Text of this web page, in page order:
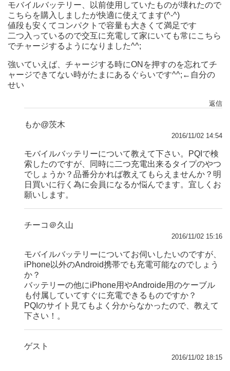
モバイルバッテリー、以前使用していたものが壊れたので
こちらを購入しましたが快適に使えてます(^-^)
値段も安くてコンパクトで容量も大きくて満足です
二つ入っているので交互に充電して家にいても常にこちら
でチャージするようになりました^^;
強いていえば、チャージする時にONを押すのを忘れてチ
ャージできてない時がたまにあるぐらいです^^;←自分の
せい
返信
もか@茨木
2016/11/02 14:54
モバイルバッテリーについて教えて下さい。PQIで検
索したのですが、同時に二つ充電出来るタイプのやつ
でしょうか？品番分かれば教えてもらえませんか？明
日買いに行く為に会員になるか悩んでます。宜しくお
願いします。
チーコ＠久山
2016/11/02 15:16
モバイルバッテリーについてお伺いしたいのですが、
iPhone以外のAndroid携帯でも充電可能なのでしょう
か？
バッテリーの他にiPhone用やAndroide用のケーブル
も付属していてすぐに充電できるものですか？
PQIのサイト見てもよく分からなかったので、教えて
下さい！。
ゲスト
2016/11/02 18:15